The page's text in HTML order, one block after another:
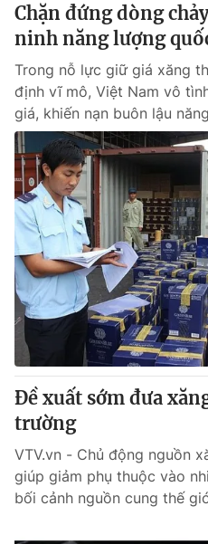
Chặn đứng dòng
ninh năng lượng
Trong nỗ lực giữ giá xăng
định vĩ mô, Việt Nam vô
giá, khiến nạn buôn lậu
Đề xuất sớm đưa
trường
VTV.vn - Chủ động nguồn
giúp giảm phụ thuộc vào
bối cảnh nguồn cung thế